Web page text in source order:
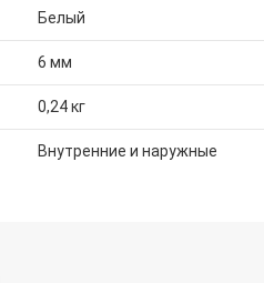
Белый
6 мм
0,24 кг
Внутренние и наружные